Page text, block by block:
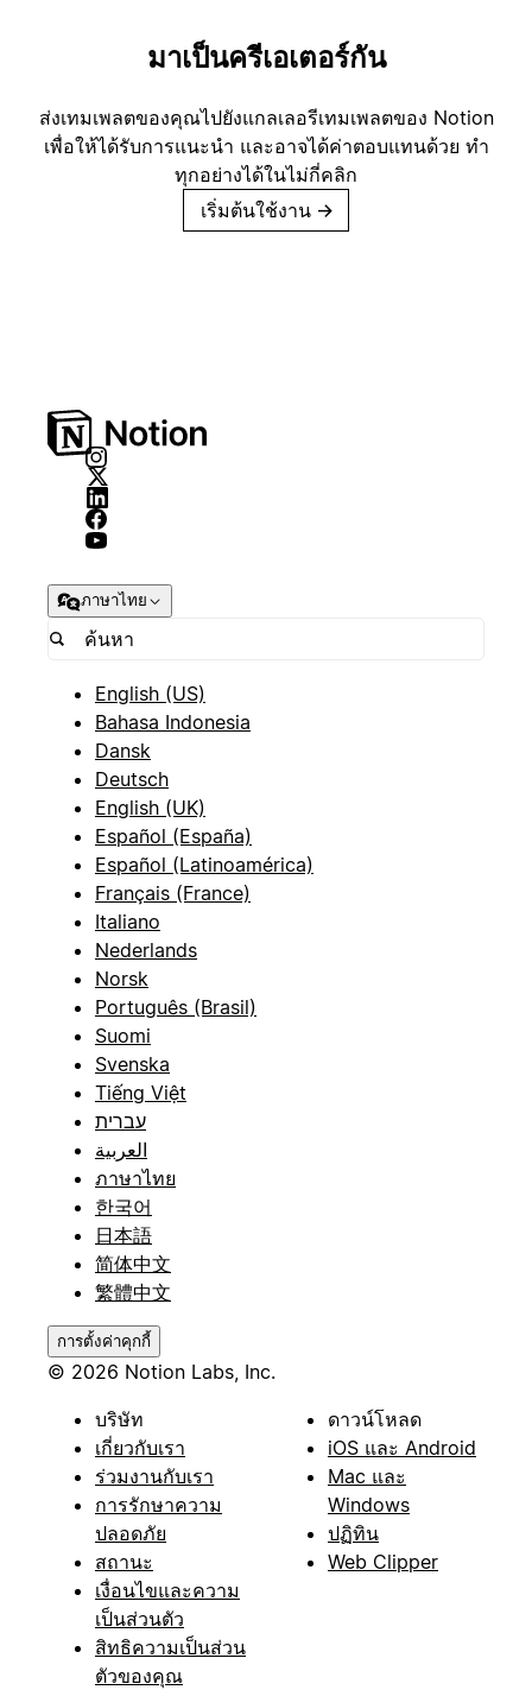
มาเป็นครีเอเตอร์กัน
ส่งเทมเพลตของคุณไปยังแกลเลอรีเทมเพลตของ Notion
เพื่อให้ได้รับการแนะนำ และอาจได้ค่าตอบแทนด้วย ทำ
ทุกอย่างได้ในไม่กี่คลิก
เริ่มต้นใช้งาน →
ภาษาไทย
English (US)
Bahasa Indonesia
Dansk
Deutsch
English (UK)
Español (España)
Español (Latinoamérica)
Français (France)
Italiano
Nederlands
Norsk
Português (Brasil)
Suomi
Svenska
Tiếng Việt
עברית
العربية
ภาษาไทย
한국어
日本語
简体中文
繁體中文
การตั้งค่าคุกกี้
© 2026 Notion Labs, Inc.
บริษัท
เกี่ยวกับเรา
ร่วมงานกับเรา
การรักษาความ
ปลอดภัย
สถานะ
เงื่อนไขและความ
เป็นส่วนตัว
สิทธิความเป็นส่วน
ตัวของคุณ
ดาวน์โหลด
iOS และ Android
Mac และ
Windows
ปฏิทิน
Web Clipper